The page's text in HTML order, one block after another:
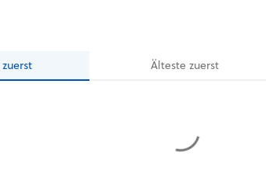
zuerst Ältestezuerst